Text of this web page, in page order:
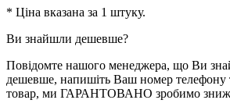
* Ціна вказана за 1 штуку.
Ви знайшли дешевше?
Повідомте нашого менеджера, що Ви
дешевше, напишіть Ваш номер телефону
товар, ми ГАРАНТОВАНО зробимо